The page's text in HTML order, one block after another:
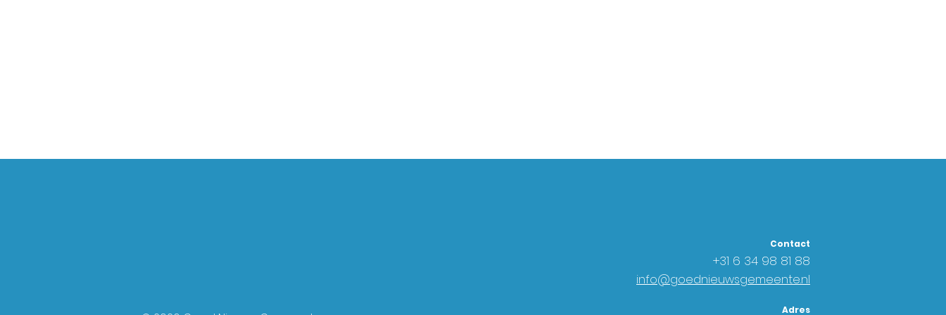
Contact
+31 6 34 98 81 88
info@goednieuwsgemeente.nl
Adres